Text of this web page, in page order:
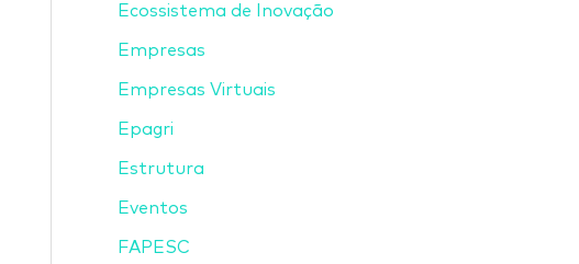
Ecossistema de Inovação
Empresas
Empresas Virtuais
Epagri
Estrutura
Eventos
FAPESC